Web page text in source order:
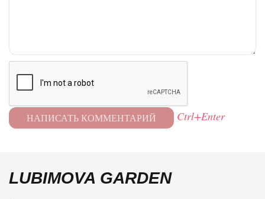
Ctrl+Enter
LUBIMOVA GARDEN